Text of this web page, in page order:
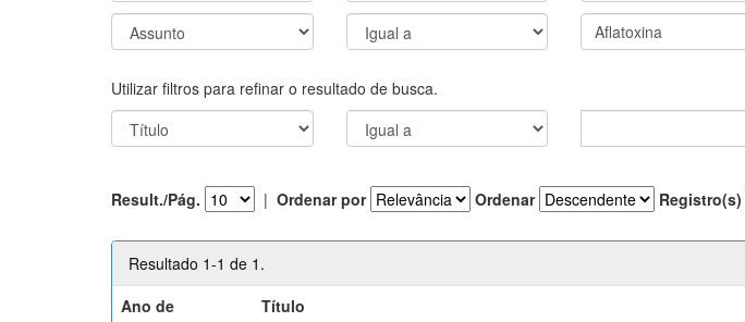
Utilizar filtros para refinar o resultado de busca.
Result./Pág. | Ordenar por Ordenar Registro(s)
Resultado 1-1 de 1.
Ano de
Título